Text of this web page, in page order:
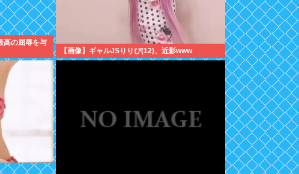
高の屈辱を与
【画像】ギャルJSりりぴ(12)、近影www